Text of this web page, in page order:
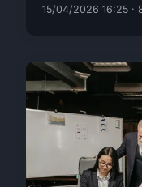
15/04/2026 16:25 ·